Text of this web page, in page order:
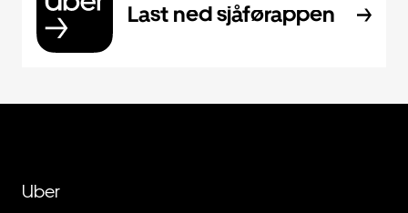
Last ned sjåførappen
Uber